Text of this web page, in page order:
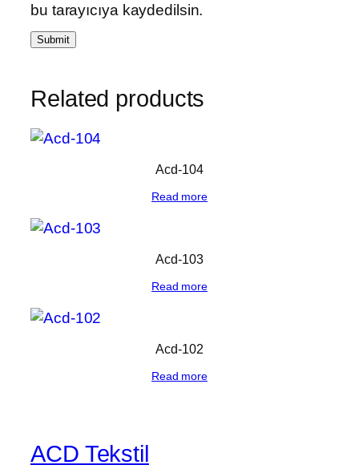
bu tarayıcıya kaydedilsin.
Related products
Acd-104
Read more
Acd-103
Read more
Acd-102
Read more
ACD Tekstil